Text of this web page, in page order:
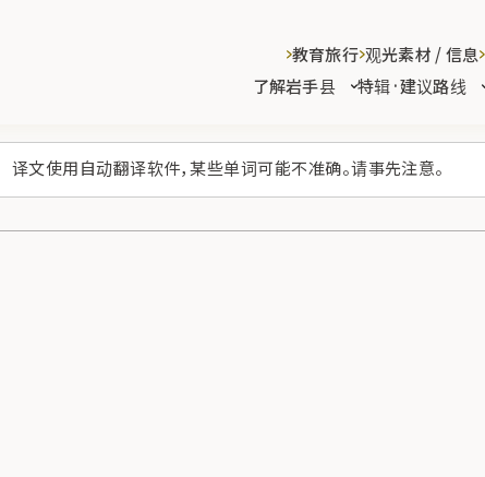
译文使用自动翻译软件，某些单词可能不准确。请事先注意。
了解岩手县 特辑·建议路线
教育旅行 观光素材 / 信息